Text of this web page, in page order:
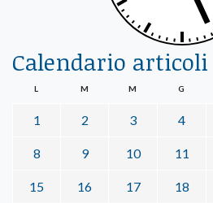
Calendario articoli
L M M G
1 2 3 4
8 9 10 11
15 16 17 18